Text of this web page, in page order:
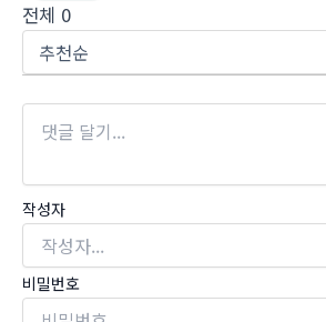
전체 0
작성자
비밀번호